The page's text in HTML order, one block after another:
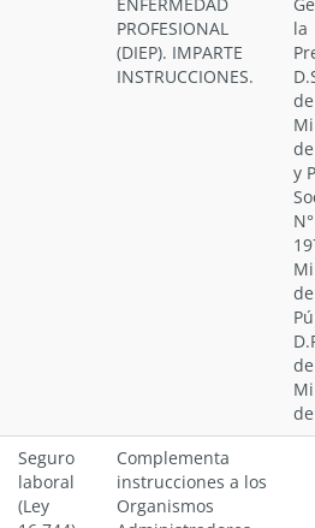
PROFESIONAL
(DIEP). IMPARTE
INSTRUCCIONES.
la
y
Seguro
laboral
(Ley
Complementa
instrucciones a los
Organismos